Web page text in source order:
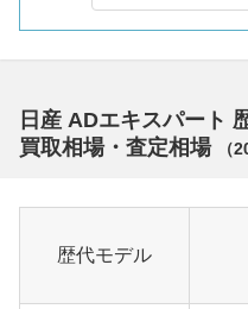
日産 ADエキスパート
買取相場・査定相場
（
歴代モデル